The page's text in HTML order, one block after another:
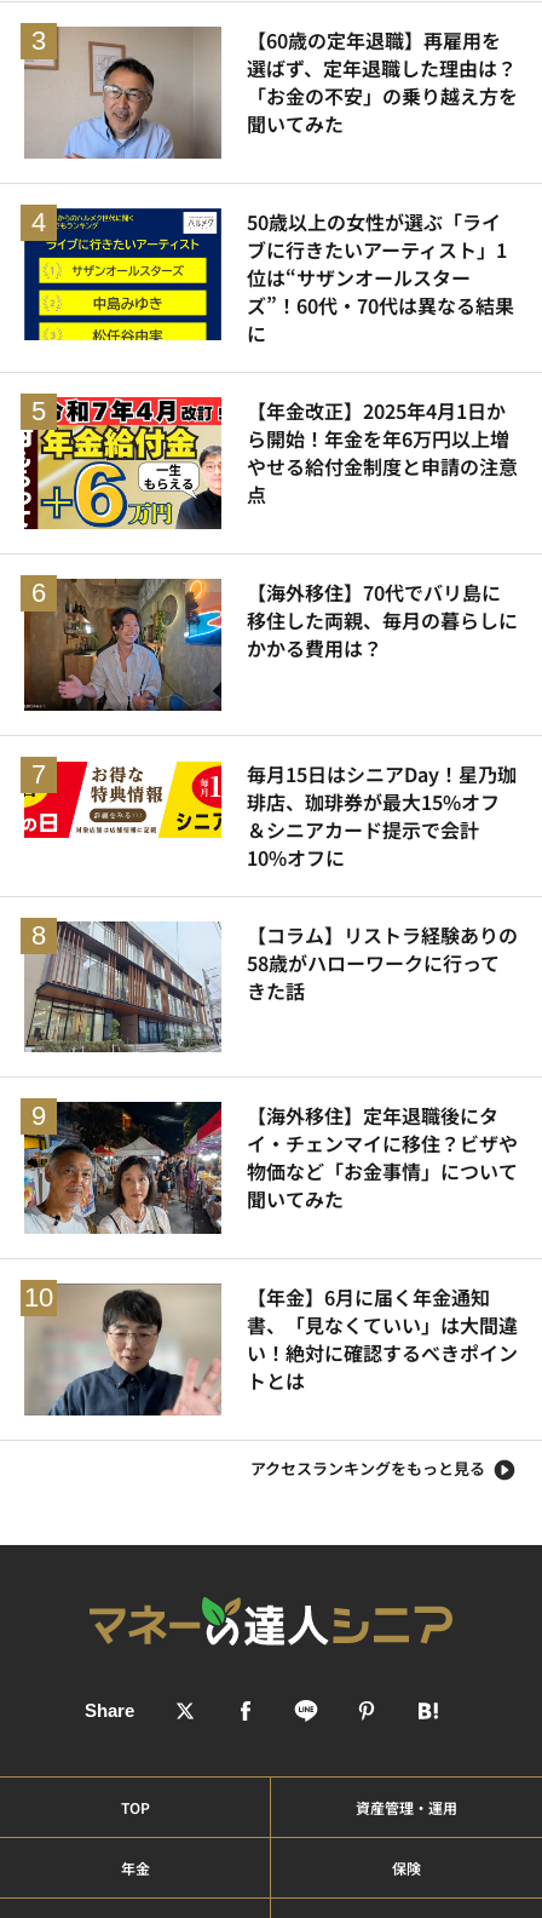
【60歳の定年退職】再雇用を
選ばず、定年退職した理由は？
「お金の不安」の乗り越え方を
聞いてみた
50歳以上の女性が選ぶ「ライ
ブに行きたいアーティスト」1
位は“サザンオールスター
ズ”！60代・70代は異なる結果
に
【年金改正】2025年4月1日か
ら開始！年金を年6万円以上増
やせる給付金制度と申請の注意
点
【海外移住】70代でバリ島に
移住した両親、毎月の暮らしに
かかる費用は？
毎月15日はシニアDay！星乃珈
琲店、珈琲券が最大15%オフ
＆シニアカード提示で会計
10%オフに
【コラム】リストラ経験ありの
58歳がハローワークに行って
きた話
【海外移住】定年退職後にタ
イ・チェンマイに移住？ビザや
物価など「お金事情」について
聞いてみた
【年金】6月に届く年金通知
書、「見なくていい」は大間違
い！絶対に確認するべきポイン
トとは
アクセスランキングをもっと見る
TOP 資産管理・運用
年金 保険